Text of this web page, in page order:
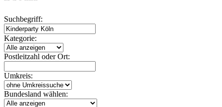
Suchbegriff:
Kategorie:
Postleitzahl oder Ort:
Umkreis:
Bundesland wählen: